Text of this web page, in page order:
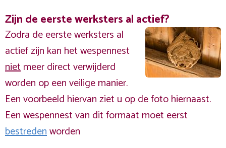
Zijn de eerste werksters al actief?
Zodra de eerste werksters al
actief zijn kan het wespennest
nietmeer direct verwijderd
worden op een veilige manier.
Een voorbeeld hiervan ziet u op de foto hiernaast.
Een wespennest van dit formaat moet eerst
bestredenworden